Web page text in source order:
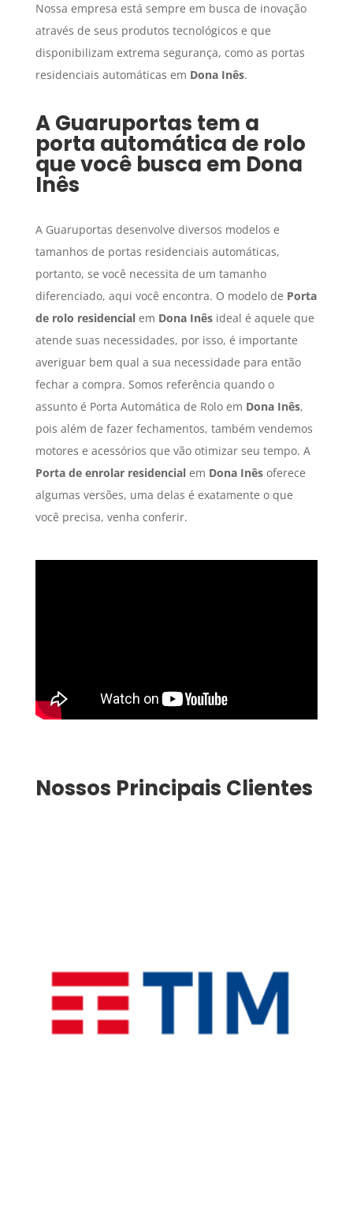
Nossa empresa está sempre em busca de inovação
através de seus produtos tecnológicos e que
disponibilizam extrema segurança, como as portas
residenciais automáticas em Dona Inês.
A Guaruportas tem a
porta automática de rolo
que você busca em Dona
Inês
A Guaruportas desenvolve diversos modelos e
tamanhos de portas residenciais automáticas,
portanto, se você necessita de um tamanho
diferenciado, aqui você encontra. O modelo de Porta
de rolo residencialem Dona Inêsideal é aquele que
atende suas necessidades, por isso, é importante
averiguar bem qual a sua necessidade para então
fechar a compra. Somos referência quando o
assunto é Porta Automática de Rolo em Dona Inês,
pois além de fazer fechamentos, também vendemos
motores e acessórios que vão otimizar seu tempo. A
Porta de enrolar residencialem Dona Inêsoferece
algumas versões, uma delas é exatamente o que
você precisa, venha conferir.
Nossos Principais Clientes